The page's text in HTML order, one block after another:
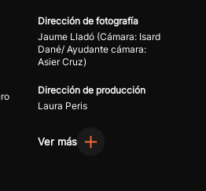
Dirección de fotografía
Jaume Lladó (Cámara: Isard
Dané/ Ayudante cámara:
Asier Cruz)
Dirección de producción
Laura Peris
Ver más